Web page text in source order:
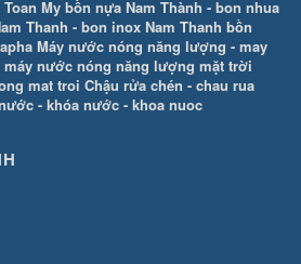
My bồn nựa Nam Thành - bon nhua
Thanh - bon inox Nam Thanh bồn
Máy nước nóng năng lượng - may
máy nước nóng năng lượng mặt trời
mat troi Chậu rửa chén - chau rua
- khóa nước - khoa nuoc